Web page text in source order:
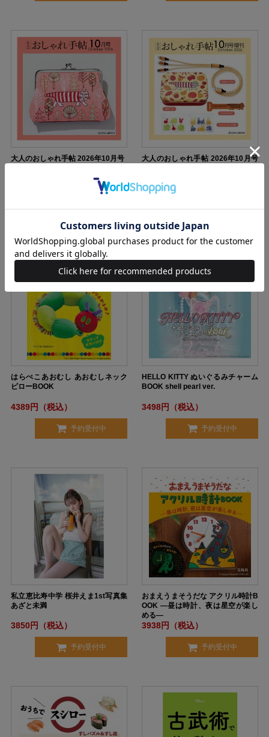
大人のおしゃれ手帖 2026年10月号
予約受付中
大人のおしゃれ手帖 2026年10月号
1790円（税込）
予約受付中
はらぺこあおむし あおむしネック
ピローBOOK
4389円（税込）
予約受付中
HELLO KITTY ぬいぐるみチャーム
BOOK shell pearl ver.
3498円（税込）
予約受付中
私立恵比寿中学 桜井えま1st写真集
あざと未満
3850円（税込）
予約受付中
おまえうまそうだな アクリル時計B
OOK ―昼は時計、夜は星空が楽し
める―
3938円（税込）
予約受付中